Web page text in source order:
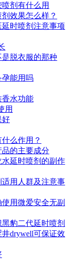
剂有什么用
效果怎么样？
时喷剂注意事项
脱衣服的那种
孕能用吗
香水功能
用
好
么作用？
的主要成分
延时喷剂的副作
用人群及注意事
用微爱安全无副
豹二代延时喷剂
drywell可保证效